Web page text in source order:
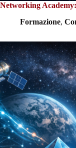
Networking
Formazione,